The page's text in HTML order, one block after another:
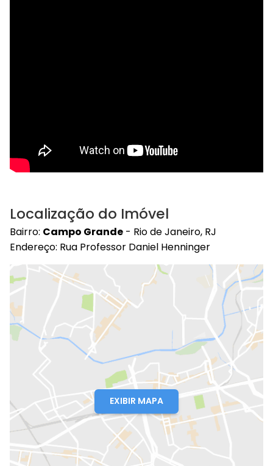
Localização do Imóvel
Bairro: Campo Grande - Rio de Janeiro, RJ
Endereço: Rua Professor Daniel Henninger
EXIBIR MAPA